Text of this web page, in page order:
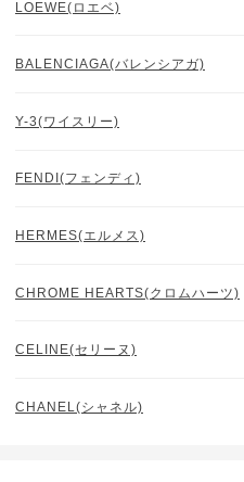
LOEWE(ロエベ)
BALENCIAGA(バレンシアガ)
Y-3(ワイスリー)
FENDI(フェンディ)
HERMES(エルメス)
CHROME HEARTS(クロムハーツ)
CELINE(セリーヌ)
CHANEL(シャネル)